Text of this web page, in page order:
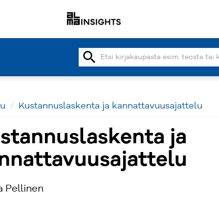
search
Kustannuslaskenta ja kannattavuusajattelu
ja
Pellinen